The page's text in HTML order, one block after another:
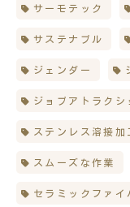
サーモテック
サステナブル
ジェンダー
ジョブアトラクシ
ステンレス溶接加
スムーズな作業
セラミックファイ